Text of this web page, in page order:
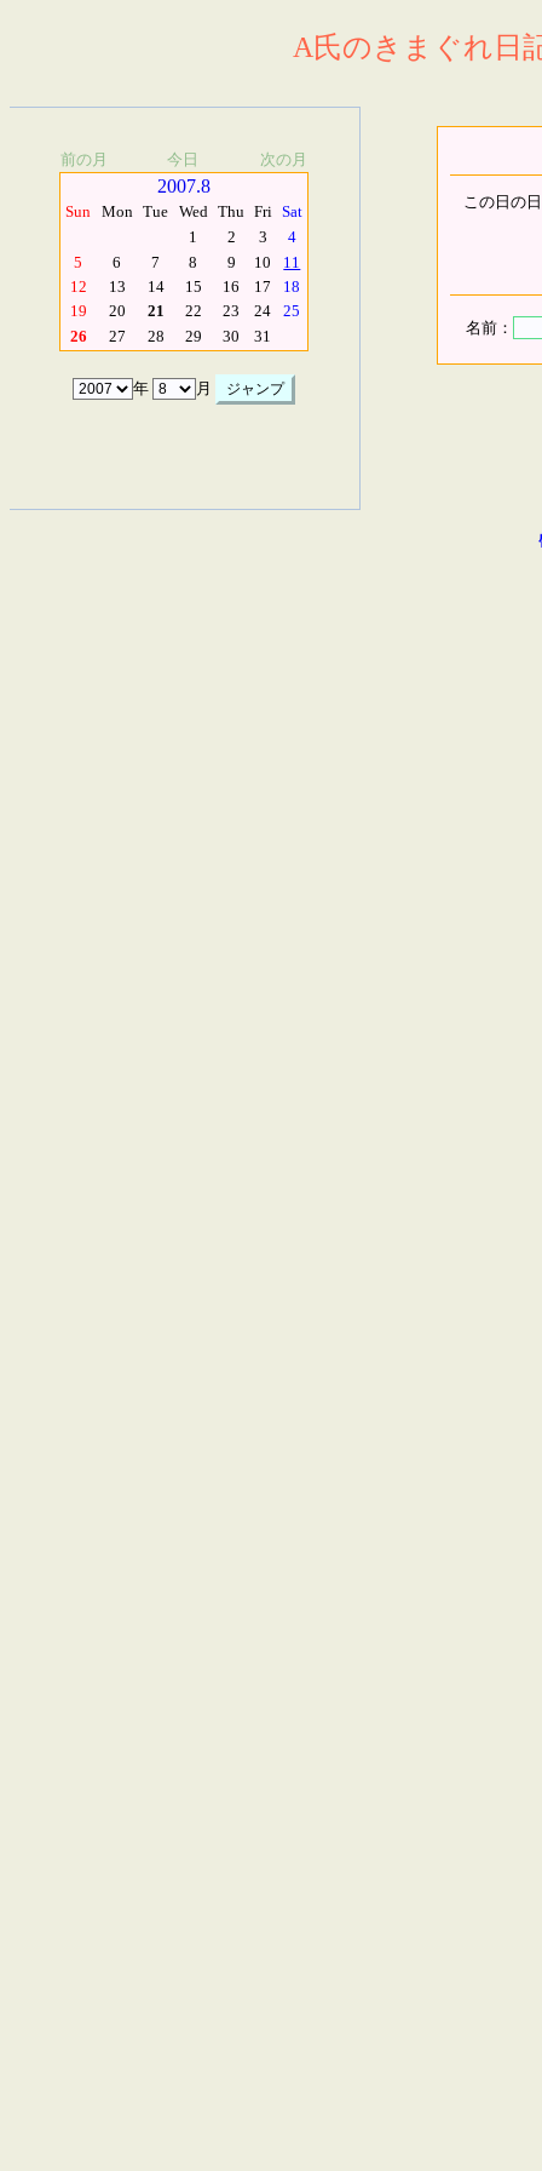
A氏のきまぐれ日
前の月 今日 次の月
2007.8
Sun Mon Tue Wed Thu Fri Sat
1
2 3
4
5
6 7 8 9 10
11
12
13 14 15 16 17
18
19
20 21 22 23 24
25
26
27 28 29 30 31
年 月
この日の
名前：